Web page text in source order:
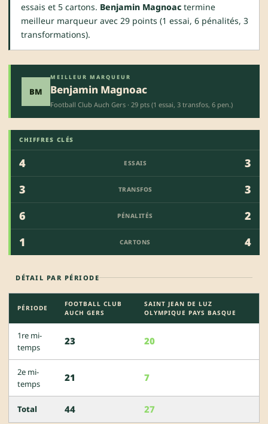
essais et 5 cartons. Benjamin Magnoac termine
meilleur marqueur avec 29 points (1 essai, 6 pénalités, 3
transformations).
BM
MEILLEUR MARQUEUR
Benjamin Magnoac
Football Club Auch Gers · 29 pts (1 essai, 3 transfos, 6 pen.)
CHIFFRES CLÉS
4 ESSAIS
3
3
TRANSFOS
3
6
PÉNALITÉS
2
1
CARTONS 4
DÉTAIL PAR PÉRIODE
PÉRIODE
FOOTBALL CLUB
AUCH GERS
SAINT JEAN DE LUZ
OLYMPIQUE PAYS BASQUE
1re mi-
temps
23 20
2e mi-
temps
21 7
Total 44 27